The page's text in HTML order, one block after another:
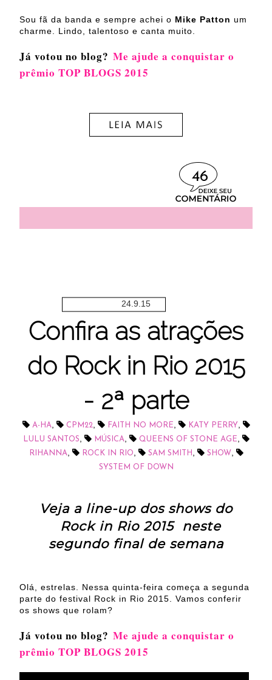
Sou fã da banda e sempre achei o Mike Patton um
charme. Lindo, talentoso e canta muito.
Já votou no blog? Me ajude a conquistar o
prêmio TOP BLOGS 2015
46
24.9.15
Confira as atrações
do Rock in Rio 2015
- 2ª parte
A-HA CPM22 FAITH NO MORE KATY PERRY,
LULU SANTOS MÚSICA QUEENS OF STONE AGE
RIHANNA ROCK IN RIO SAM SMITH SHOW,
SYSTEM OF DOWN
Veja a line-up dos shows do
Rock in Rio 2015 neste
segundo final de semana
Olá, estrelas. Nessa quinta-feira começa a segunda
parte do festival Rock in Rio 2015. Vamos conferir
os shows que rolam?
Já votou no blog? Me ajude a conquistar o
prêmio TOP BLOGS 2015